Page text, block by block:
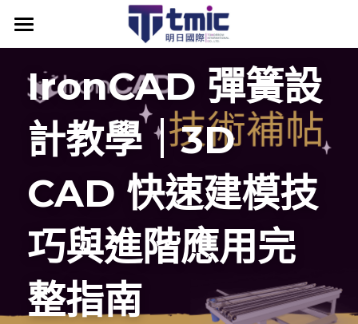
產品資訊
最新消息
最新消息
IronCAD
IronCAD Mechanical
IronCAD Translator圖檔轉換器
KeyShot for IronCAD
Multiphysics for IronCAD (CAE)
為什麼選擇IronCAD
IronCAD原廠授權代理
IronCAD高效設計優勢
IronCAD全方位3D設計
ENCY CAM
為什麼選擇 ENCY
ENCY 產品模組
ENCY 台灣官方代理
明日學院
產業應用案例
技術知識補帖
課程資訊
IronCAD 課程時間
聯絡我們
IronCAD 彈簧設
計教學｜3D
CAD 快速建模技
巧與進階應用完
整指南